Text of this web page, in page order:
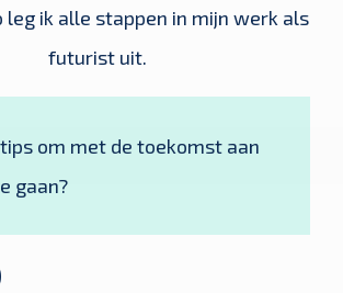
leg ik alle stappen in mijn werk als
futurist uit.
om met de toekomst aan
gaan?